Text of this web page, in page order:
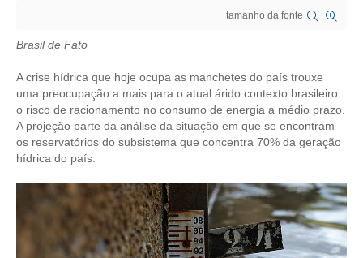
COMPOSIÇÃO
CONSELHOS ASSESSORES
PERSONALIDADES DA TECNOLOGIA
NÚCLEO DA MULHER ENGENHEIRA
TRANSPARÊNCIA
tamanho da fonte
Brasil de Fato
A crise hídrica que hoje ocupa as manchetes do país trouxe
uma preocupação a mais para o atual árido contexto brasileiro:
o risco de racionamento no consumo de energia a médio prazo.
A projeção parte da análise da situação em que se encontram
os reservatórios do subsistema que concentra 70% da geração
hídrica do país.